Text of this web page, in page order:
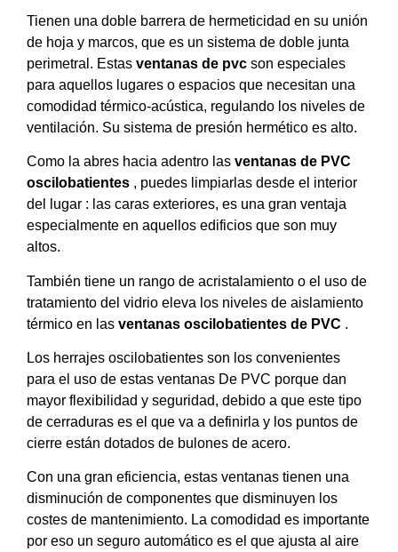
Tienen una doble barrera de hermeticidad en su unión
de hoja y marcos, que es un sistema de doble junta
perimetral. Estas ventanas de pvc son especiales
para aquellos lugares o espacios que necesitan una
comodidad térmico-acústica, regulando los niveles de
ventilación. Su sistema de presión hermético es alto.
Como la abres hacia adentro las ventanas de PVC
oscilobatientes , puedes limpiarlas desde el interior
del lugar : las caras exteriores, es una gran ventaja
especialmente en aquellos edificios que son muy
altos.
También tiene un rango de acristalamiento o el uso de
tratamiento del vidrio eleva los niveles de aislamiento
térmico en las ventanas oscilobatientes de PVC .
Los herrajes oscilobatientes son los convenientes
para el uso de estas ventanas De PVC porque dan
mayor flexibilidad y seguridad, debido a que este tipo
de cerraduras es el que va a definirla y los puntos de
cierre están dotados de bulones de acero.
Con una gran eficiencia, estas ventanas tienen una
disminución de componentes que disminuyen los
costes de mantenimiento. La comodidad es importante
por eso un seguro automático es el que ajusta al aire